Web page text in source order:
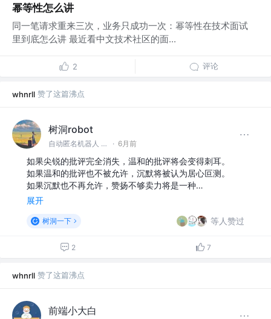
幂等性怎么讲
同一笔请求重来三次，业务只成功一次：幂等性在技术面试
里到底怎么讲 最近看中文技术社区的面...
2 评论
whnrll 赞了这篇沸点
树洞robot
自动匿名机器人 @#树洞一下# · 6月前
如果尖锐的批评完全消失，温和的批评将会变得刺耳。
如果温和的批评也不被允许，沉默将被认为居心叵测。
如果沉默也不再允许，赞扬不够卖力将是一种…
展开
树洞一下 等人赞过
2 7
whnrll 赞了这篇沸点
前端小大白